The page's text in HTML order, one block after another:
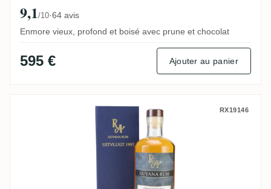
9,1/10·64 avis
Enmore vieux, profond et boisé avec prune et chocolat
595 € Ajouter au panier
Uitvlugt Rum Artesanal Guyana Rum 1997
RX19146